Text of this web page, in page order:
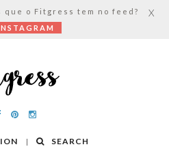
SEARCH
que o Fitgress tem no feed?
X